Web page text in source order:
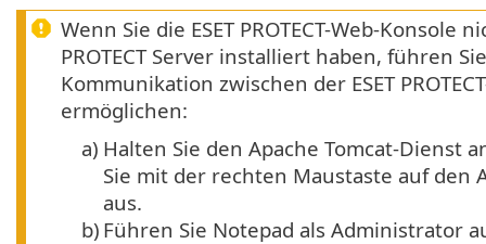
Wenn Sie die ESET PROTECT-Web-
PROTECT Server installiert haben, führen
Kommunikation zwischen der ESET
ermöglichen:
a) Halten Sie den Apache Tomcat-Dienst
Sie mit der rechten Maustaste auf den
aus.
b) Führen Sie Notepad als Administrator